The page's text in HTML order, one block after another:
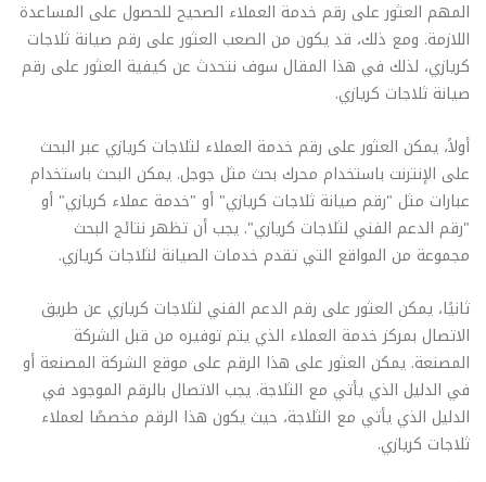
المهم العثور على رقم خدمة العملاء الصحيح للحصول على المساعدة
اللازمة. ومع ذلك، قد يكون من الصعب العثور على رقم صيانة ثلاجات
كريازي، لذلك في هذا المقال سوف نتحدث عن كيفية العثور على رقم
صيانة ثلاجات كريازي.
أولاً، يمكن العثور على رقم خدمة العملاء لثلاجات كريازي عبر البحث
على الإنترنت باستخدام محرك بحث مثل جوجل. يمكن البحث باستخدام
عبارات مثل "رقم صيانة ثلاجات كريازي" أو "خدمة عملاء كريازي" أو
"رقم الدعم الفني لثلاجات كريازي". يجب أن تظهر نتائج البحث
مجموعة من المواقع التي تقدم خدمات الصيانة لثلاجات كريازي.
ثانيًا، يمكن العثور على رقم الدعم الفني لثلاجات كريازي عن طريق
الاتصال بمركز خدمة العملاء الذي يتم توفيره من قبل الشركة
المصنعة. يمكن العثور على هذا الرقم على موقع الشركة المصنعة أو
في الدليل الذي يأتي مع الثلاجة. يجب الاتصال بالرقم الموجود في
الدليل الذي يأتي مع الثلاجة، حيث يكون هذا الرقم مخصصًا لعملاء
ثلاجات كريازي.